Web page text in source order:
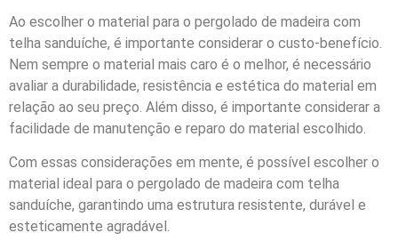
Ao escolher o material para o pergolado de madeira com
telha sanduíche, é importante considerar o custo-benefício.
Nem sempre o material mais caro é o melhor, é necessário
avaliar a durabilidade, resistência e estética do material em
relação ao seu preço. Além disso, é importante considerar a
facilidade de manutenção e reparo do material escolhido.
Com essas considerações em mente, é possível escolher o
material ideal para o pergolado de madeira com telha
sanduíche, garantindo uma estrutura resistente, durável e
esteticamente agradável.